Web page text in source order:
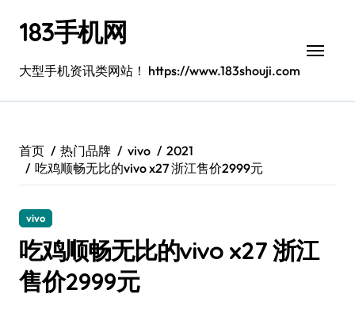
183手机网
大型手机资讯类网站！ https://www.183shouji.com
首页 热门品牌 vivo
2021
吃鸡顺畅无比的vivo x27 浙江售价2999元
vivo
吃鸡顺畅无比的vivo x27 浙江
售价2999元